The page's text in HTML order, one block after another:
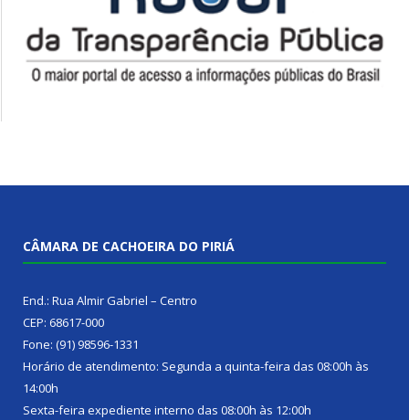
CÂMARA DE CACHOEIRA DO PIRIÁ
End.: Rua Almir Gabriel – Centro
CEP: 68617-000
Fone: (91) 98596-1331
Horário de atendimento: Segunda a quinta-feira das 08:00h às
14:00h
Sexta-feira expediente interno das 08:00h às 12:00h